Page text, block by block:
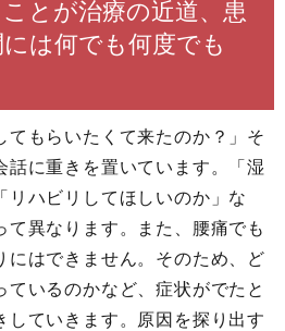
とが治療の近道、患
は何でも何度でも
てもらいたくて来たのか？」そ
話に重きを置いています。「湿
リハビリしてほしいのか」な
て異なります。また、腰痛でも
にはできません。そのため、ど
ているのかなど、症状がでたと
していきます。原因を探り出す